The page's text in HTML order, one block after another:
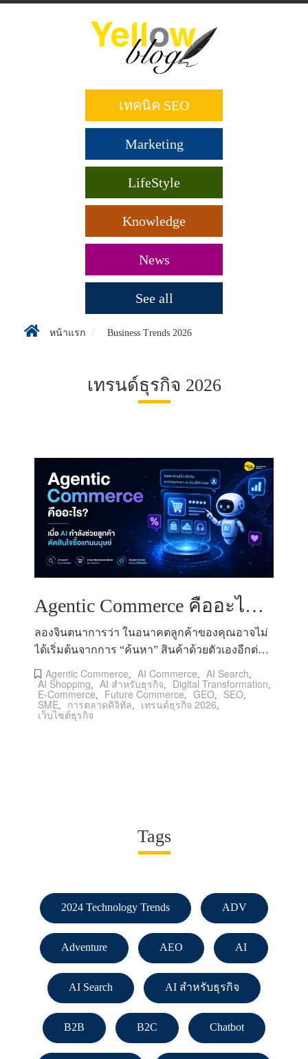
เทคนิค SEO
Marketing
LifeStyle
Knowledge
News
See all
หน้าแรก Business Trends 2026
เทรนด์ธุรกิจ 2026
Agentic Commerce คืออะไร? เมื่อ AI กำลังช่วยลูกค้าตัดสินใจซื้อแทนมนุษย์
ลองจินตนาการว่า ในอนาคตลูกค้าของคุณอาจไม่
ได้เริ่มต้นจากการ “ค้นหา” สินค้าด้วยตัวเองอีกต่อ
ไป แต่เพียงพิมพ์คำสั่งสั้น ๆ
Agentic Commerce AI Commerce AI Search
AI Shopping AI สำหรับธุรกิจ Digital Transformation
E-Commerce Future Commerce GEO SEO
SME การตลาดดิจิทัล เทรนด์ธุรกิจ 2026
เว็บไซต์ธุรกิจ
Tags
2024 Technology Trends ADV
Adventure AEO AI
AI Search AI สำหรับธุรกิจ
B2B B2C Chatbot